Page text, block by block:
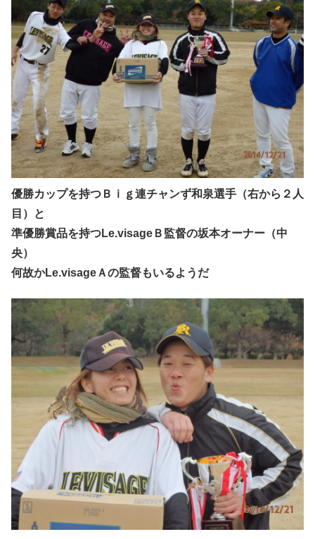
優勝カップを持つＢｉｇ連チャンず和泉選手（右から２人
目）と
準優勝賞品を持つLe.visageＢ監督の坂本オーナー（中
央）
何故かLe.visageＡの監督もいるようだ